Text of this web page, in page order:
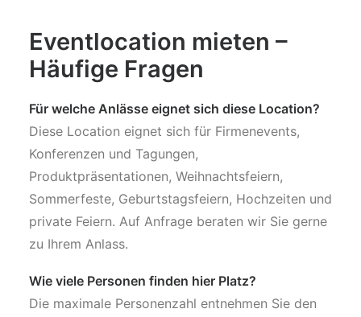
Eventlocation mieten –
Häufige Fragen
Für welche Anlässe eignet sich diese Location?
Diese Location eignet sich für Firmenevents,
Konferenzen und Tagungen,
Produktpräsentationen, Weihnachtsfeiern,
Sommerfeste, Geburtstagsfeiern, Hochzeiten und
private Feiern. Auf Anfrage beraten wir Sie gerne
zu Ihrem Anlass.
Wie viele Personen finden hier Platz?
Die maximale Personenzahl entnehmen Sie den